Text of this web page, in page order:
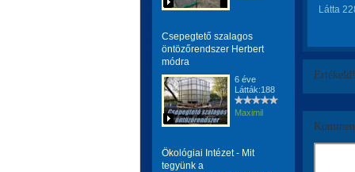
Csepegtető szalagos
öntözőrendszer Herbert
módra
6 éve
Látták:188
Maximil
Ökológiai Intézet - Mit
tegyünk a
Látta
Értékeld!